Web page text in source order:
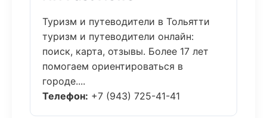
Туризм и путеводители в Тольятти
туризм и путеводители онлайн:
поиск, карта, отзывы. Более 17 лет
помогаем ориентироваться в
городе....
Телефон: +7 (943) 725-41-41